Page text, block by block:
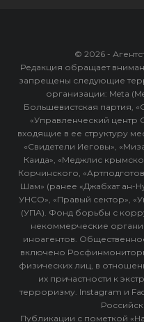
© 2026 -
Редакция обращает
запрещены следующие
организации: Meta
Большевистская партия,
«Управленческий центр
входящие в ее структуру
«Свидетели Иеговы»,
Каида», «Меджлис
Корчинского,
Шам» (ранее «Джабхат ан-
УНСО», «Правый сектор»,
(УПА). Фонд борьбы с
некоммерческие
иноагентов.
включено
физических лиц, в
их причастности к
терроризму. Instagram и
Публикации с пометкой